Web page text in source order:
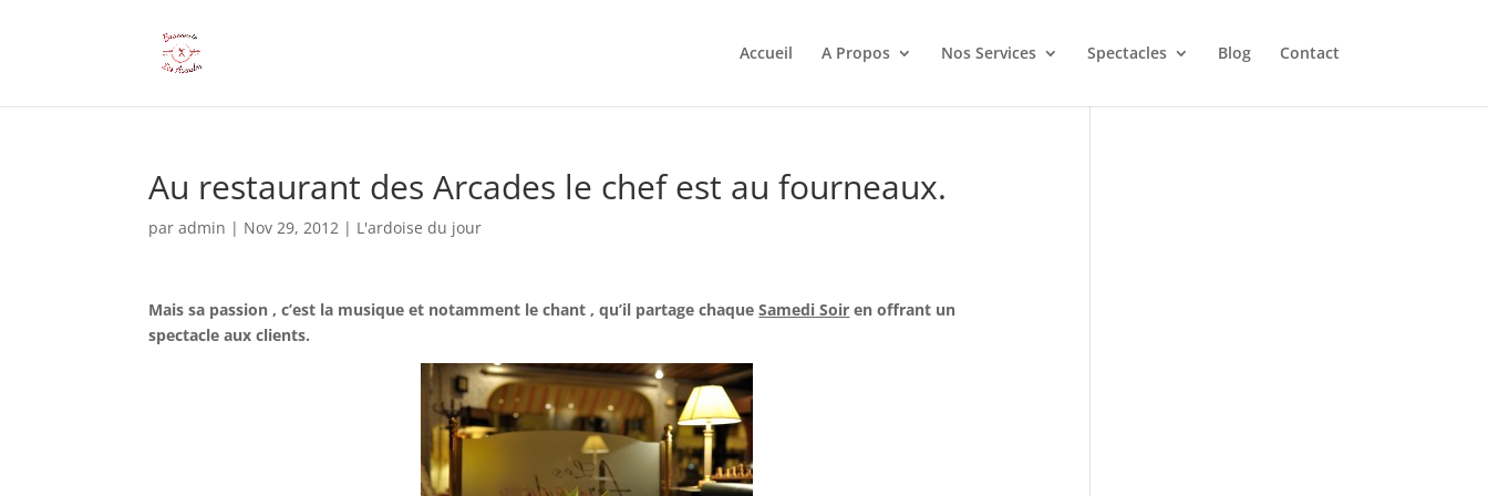
Accueil A Propos Nos Services Spectacles Blog Contact
Au restaurant des Arcades le chef est au fourneaux.
paradmin | Nov 29, 2012 | L'ardoise du jour
Mais sa passion , c’est la musique et notamment le chant , qu’il partage chaqueSamedi Soir en offrant un
spectacle aux clients.